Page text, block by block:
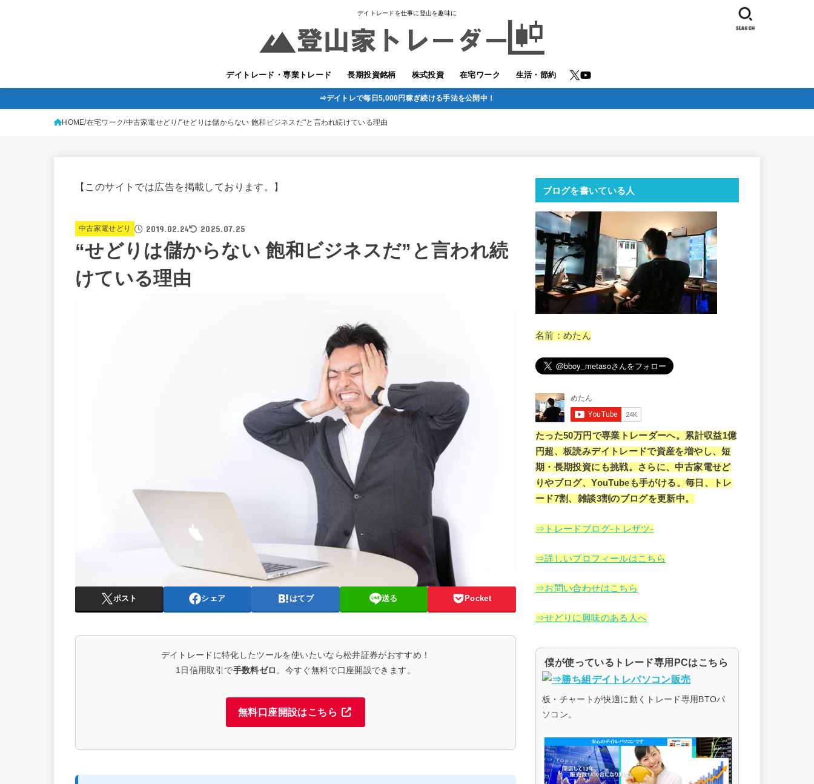
デイトレードを仕事に登山を趣味に
デイトレード・専業トレード 長期投資銘柄 株式投資 在宅ワーク 生活・節約
SEARCH
⇒デイトレで毎日5,000円稼ぎ続ける手法を公開中！
HOME 在宅ワーク 中古家電せどり "せどりは儲からない 飽和ビジネスだ"と言われ続けている理由
【このサイトでは広告を掲載しております。】
中古家電せどり 2019.02.24 2025.07.25
“せどりは儲からない 飽和ビジネスだ”と言われ続
けている理由
ポスト シェア はてブ 送る Pocket
デイトレードに特化したツールを使いたいなら松井証券がおすすめ！
1日信用取引で手数料ゼロ 。今すぐ無料で口座開設できます。
無料口座開設はこちら
ブログを書いている人
名前：めたん
たった50万円で専業トレーダーへ。累計収益1億
円超、板読みデイトレードで資産を増やし、短
期・長期投資にも挑戦。さらに、中古家電せど
りやブログ、YouTubeも手がける。毎日、トレ
ード7割、雑談3割のブログを更新中。
⇒トレードブログ-トレザツ-
⇒詳しいプロフィールはこちら
⇒お問い合わせはこちら
⇒せどりに興味のある人へ
僕が使っているトレード専用PCはこちら
板・チャートが快適に動くトレード専用BTOパ
ソコン。